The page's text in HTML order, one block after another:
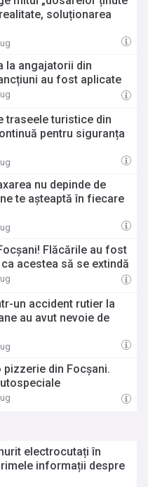
soluționarea
la angajatorii din
au fost aplicate
traseele turistice din
pentru siguranța
nu depinde de
te așteaptă în fiecare
Flăcările au fost
acestea să se extindă
un accident rutier la
au avut nevoie de
pizzerie din Focșani.
electrocutați în
informații despre